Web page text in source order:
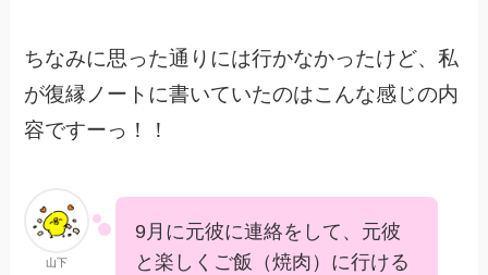
ちなみに思った通りには行かなかったけど、私
が復縁ノートに書いていたのはこんな感じの内
容ですーっ！！
山下
9月に元彼に連絡をして、元彼
と楽しくご飯（焼肉）に行ける